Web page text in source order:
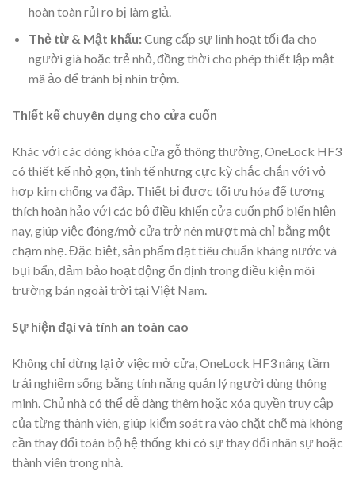
hoàn toàn rủi ro bị làm giả.
Thẻ từ & Mật khẩu:Cung cấp sự linh hoạt tối đa cho
người già hoặc trẻ nhỏ, đồng thời cho phép thiết lập mật
mã ảo để tránh bị nhìn trộm.
Thiết kế chuyên dụng cho cửa cuốn
Khác với các dòng khóa cửa gỗ thông thường, OneLock HF3
có thiết kế nhỏ gọn, tinh tế nhưng cực kỳ chắc chắn với vỏ
hợp kim chống va đập. Thiết bị được tối ưu hóa để tương
thích hoàn hảo với các bộ điều khiển cửa cuốn phổ biến hiện
nay, giúp việc đóng/mở cửa trở nên mượt mà chỉ bằng một
chạm nhẹ. Đặc biệt, sản phẩm đạt tiêu chuẩn kháng nước và
bụi bẩn, đảm bảo hoạt động ổn định trong điều kiện môi
trường bán ngoài trời tại Việt Nam.
Sự hiện đại và tính an toàn cao
Không chỉ dừng lại ở việc mở cửa, OneLock HF3 nâng tầm
trải nghiệm sống bằng tính năng quản lý người dùng thông
minh. Chủ nhà có thể dễ dàng thêm hoặc xóa quyền truy cập
của từng thành viên, giúp kiểm soát ra vào chặt chẽ mà không
cần thay đổi toàn bộ hệ thống khi có sự thay đổi nhân sự hoặc
thành viên trong nhà.